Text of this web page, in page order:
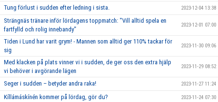
Tung förlust i sudden efter ledning i sista. 2023-12-04 13:38
Strängnäs tränare inför lördagens toppmatch: "Vill alltid spela en
fartfylld och rolig innebandy"
2023-12-01 07:00
Tiden i Lund har varit grym! - Mannen som alltid ger 110% tackar för
sig
2023-11-30 09:06
Med klacken på plats vinner vi i sudden, de ger oss den extra hjälp
vi behöver i avgörande lägen
2023-11-29 08:52
Seger i sudden – betyder andra raka! 2023-11-27 11:24
Kíllámáskínén kommer på lördag, gör du? 2023-11-24 07:30